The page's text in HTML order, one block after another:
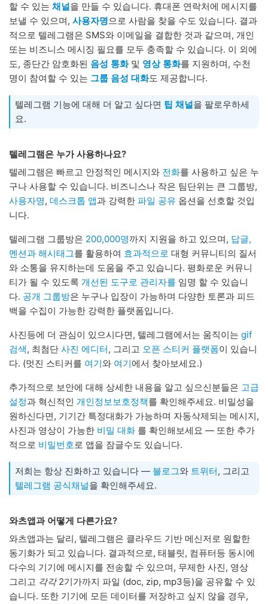
할 수 있는 채널을 만들 수 있습니다. 휴대폰 연락처에 메시지를
보낼 수 있으며, 사용자명으로 사람을 찾을 수도 있습니다. 결과
적으로 텔레그램은 SMS와 이메일을 결합한 것과 같으며, 개인
또는 비즈니스 메시징 필요를 모두 충족할 수 있습니다. 이 외에
도, 종단간 암호화된 음성 통화및 영상 통화를 지원하며, 수천
명이 참여할 수 있는 그룹 음성 대화도 제공합니다.
텔레그램 기능에 대해 더 알고 싶다면 팁 채널을 팔로우하세
요.
텔레그램은 누가 사용하나요?
텔레그램은 빠르고 안정적인 메시지와 전화를 사용하고 싶은 누
구나 사용할 수 있습니다. 비즈니스나 작은 팀단위는 큰 그룹방,
사용자명, 데스크톱 앱과 강력한 파일 공유 옵션을 선호할 것입
니다.
텔레그램 그룹방은 200,000명까지 지원을 하고 있으며, 답글,
멘션과 해시태그를 활용하여 효과적으로 대형 커뮤니티의 질서
와 소통을 유지하는데 도움을 주고 있습니다. 평화로운 커뮤니
티가 될 수 있도록 개선된 도구로 관리자를 임명 할 수 있습니
다. 공개 그룹방은 누구나 입장이 가능하며 다양한 토론과 피드
백을 수집이 가능한 강력한 플랫폼입니다.
사진등에 더 관심이 있으시다면, 텔레그램에서는 움직이는 gif
검색, 최첨단 사진 에디터, 그리고 오픈 스티커 플랫폼이 있습니
다. (멋진 스티커를 여기와 여기에서 찾아보세요.)
추가적으로 보안에 대해 상세한 내용을 알고 싶으신분들은 고급
설정과 혁신적인 개인정보보호정책를 확인해주세요. 비밀성을
원하신다면, 기기간 특정대화가 가능하며 자동삭제되는 메시지,
사진과 영상이 가능한 비밀 대화 를 확인해보세요 — 또한 추가
적으로 비밀번호로 앱을 잠글수도 있습니다.
저희는 항상 진화하고 있습니다 — 블로그와 트위터, 그리고
텔레그램 공식채널을 확인해주세요.
와츠앱과 어떻게 다른가요?
와츠앱과는 달리, 텔레그램은 클라우드 기반 메신저로 원할한
동기화가 되고 있습니다. 결과적으로, 태블릿, 컴퓨터등 동시에
다수의 기기에 메시지를 전송할 수 있으며, 무제한 사진, 영상
그리고 각각2기가까지 파일 (doc, zip, mp3등)을 공유할 수 있
습니다. 또한 기기에 모든 데이터를 저장하고 싶지 않을 경우,